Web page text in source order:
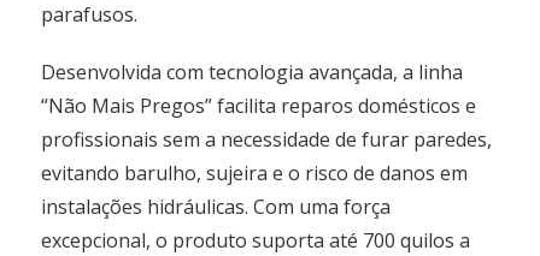
parafusos.
Desenvolvida com tecnologia avançada, a linha
“Não Mais Pregos” facilita reparos domésticos e
profissionais sem a necessidade de furar paredes,
evitando barulho, sujeira e o risco de danos em
instalações hidráulicas. Com uma força
excepcional, o produto suporta até 700 quilos a